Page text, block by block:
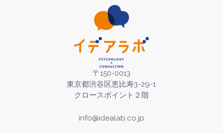
〒150-0013
東京都渋谷区恵比寿3-29-1
クロースポイント２階
info@idealab.co.jp